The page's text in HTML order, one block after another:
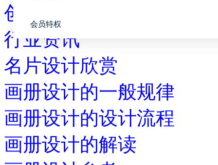
会员特权
创意设计
行业资讯
名片设计欣赏
画册设计的一般规律
画册设计的设计流程
画册设计的解读